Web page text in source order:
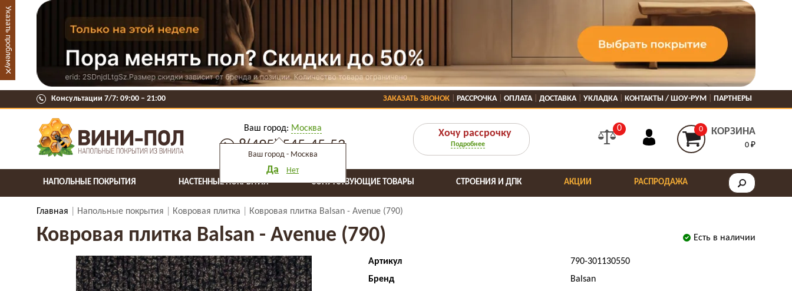
Консультации 7/7: 09:00 ‒ 21:00 ЗАКАЗАТЬ ЗВОНОК РАССРОЧКА ОПЛАТА ДОСТАВКА УКЛАДКА КОНТАКТЫ / ШОУ-РУМ ПАРТНЕРЫ
Ваш город: Москва
Ваш город - Москва
Да Нет
8(495) 545-45-53
Хочу рассрочку
Подробнее
0 0 КОРЗИНА
0 ₽
НАПОЛЬНЫЕ ПОКРЫТИЯ НАСТЕННЫЕ ПОКРЫТИЯ СОПУТСТВУЮЩИЕ ТОВАРЫ РАСПРОДАЖА
СТРОЕНИЯ И ДПК АКЦИИ
Главная Напольные покрытия Ковровая плитка Ковровая плитка Balsan - Avenue (790)
Есть в наличии
Ковровая плитка Balsan - Avenue (790)
Артикул
790-301130550
Бренд
Balsan
Указать проблему
×